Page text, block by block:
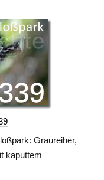
Graureiher,
kaputtem